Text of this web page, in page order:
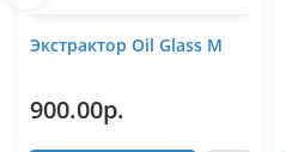
Экстрактор Oil Glass M
900.00р.